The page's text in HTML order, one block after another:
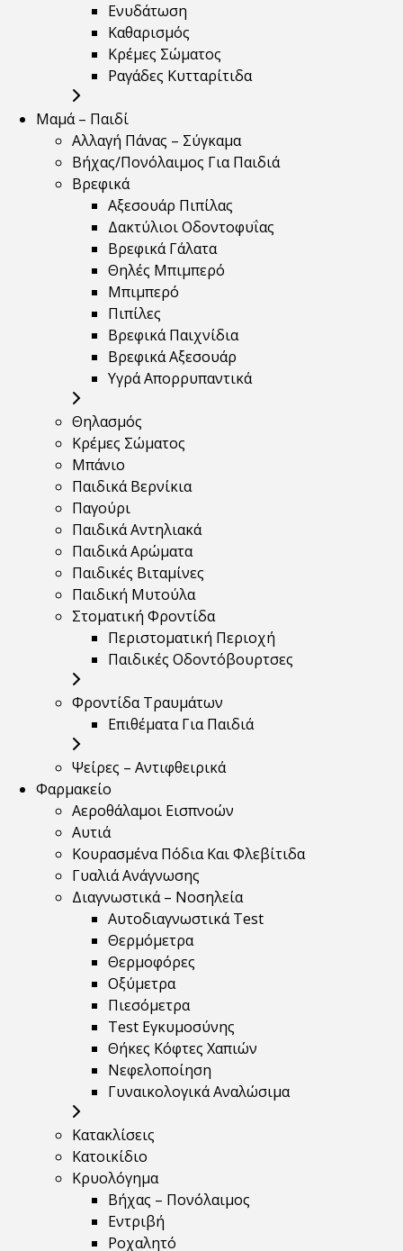
Ενυδάτωση
Καθαρισμός
Κρέμες Σώματος
Ραγάδες Κυτταρίτιδα
Μαμά – Παιδί
Αλλαγή Πάνας – Σύγκαμα
Βήχας/Πονόλαιμος Για Παιδιά
Βρεφικά
Αξεσουάρ Πιπίλας
Δακτύλιοι Οδοντοφυΐας
Βρεφικά Γάλατα
Θηλές Μπιμπερό
Μπιμπερό
Πιπίλες
Βρεφικά Παιχνίδια
Βρεφικά Αξεσουάρ
Υγρά Απορρυπαντικά
Θηλασμός
Κρέμες Σώματος
Μπάνιο
Παιδικά Βερνίκια
Παγούρι
Παιδικά Αντηλιακά
Παιδικά Αρώματα
Παιδικές Βιταμίνες
Παιδική Μυτούλα
Στοματική Φροντίδα
Περιστοματική Περιοχή
Παιδικές Οδοντόβουρτσες
Φροντίδα Τραυμάτων
Επιθέματα Για Παιδιά
Ψείρες – Αντιφθειρικά
Φαρμακείο
Αεροθάλαμοι Εισπνοών
Αυτιά
Κουρασμένα Πόδια Και Φλεβίτιδα
Γυαλιά Ανάγνωσης
Διαγνωστικά – Νοσηλεία
Αυτοδιαγνωστικά Test
Θερμόμετρα
Θερμοφόρες
Οξύμετρα
Πιεσόμετρα
Test Εγκυμοσύνης
Θήκες Κόφτες Χαπιών
Νεφελοποίηση
Γυναικολογικά Αναλώσιμα
Κατακλίσεις
Κατοικίδιο
Κρυολόγημα
Βήχας – Πονόλαιμος
Εντριβή
Ροχαλητό